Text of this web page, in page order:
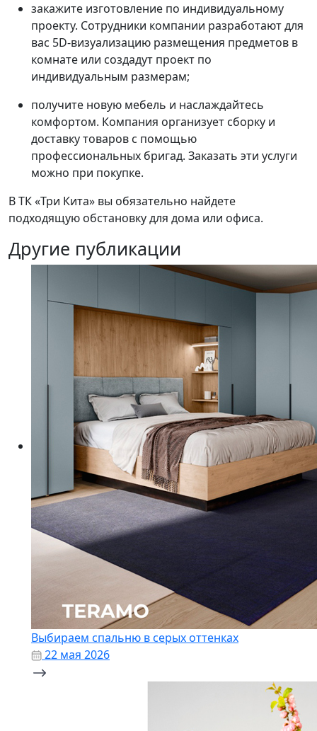
закажите изготовление по индивидуальному
проекту. Сотрудники компании разработают для
вас 5D-визуализацию размещения предметов в
комнате или создадут проект по
индивидуальным размерам;
получите новую мебель и наслаждайтесь
комфортом. Компания организует сборку и
доставку товаров с помощью
профессиональных бригад. Заказать эти услуги
можно при покупке.
В ТК «Три Кита» вы обязательно найдете
подходящую обстановку для дома или офиса.
Другие публикации
Выбираем спальню в серых оттенках
22 мая 2026